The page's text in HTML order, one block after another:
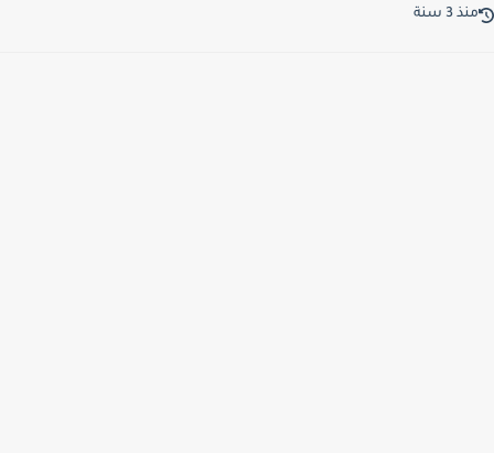
3 سنة